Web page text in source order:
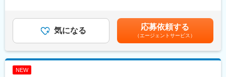
変更の範囲：会社の定める業務
※入社した当初はOJTで業務を覚えていきます。
■配属部署：開発部は9名おり、清掃用品・生活用品の商品企画3
名、ケミカル（洗剤など）製品の商品企画２名、設計3名、事務1
分）■業績賞与あり（直近6期連続支給）■その他固定手当内訳：
技術手当賃金はあくまでも目安の金額であり、選考を通じて上下
する可能性があります。月給(月額)は固定手当を含めた表記です。
気になる 応募依頼する
（エージェントサービス）
NEW